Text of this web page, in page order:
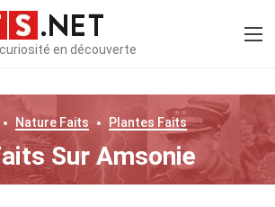
en découverte
Nature Faits Plantes Faits
Sur Amsonie